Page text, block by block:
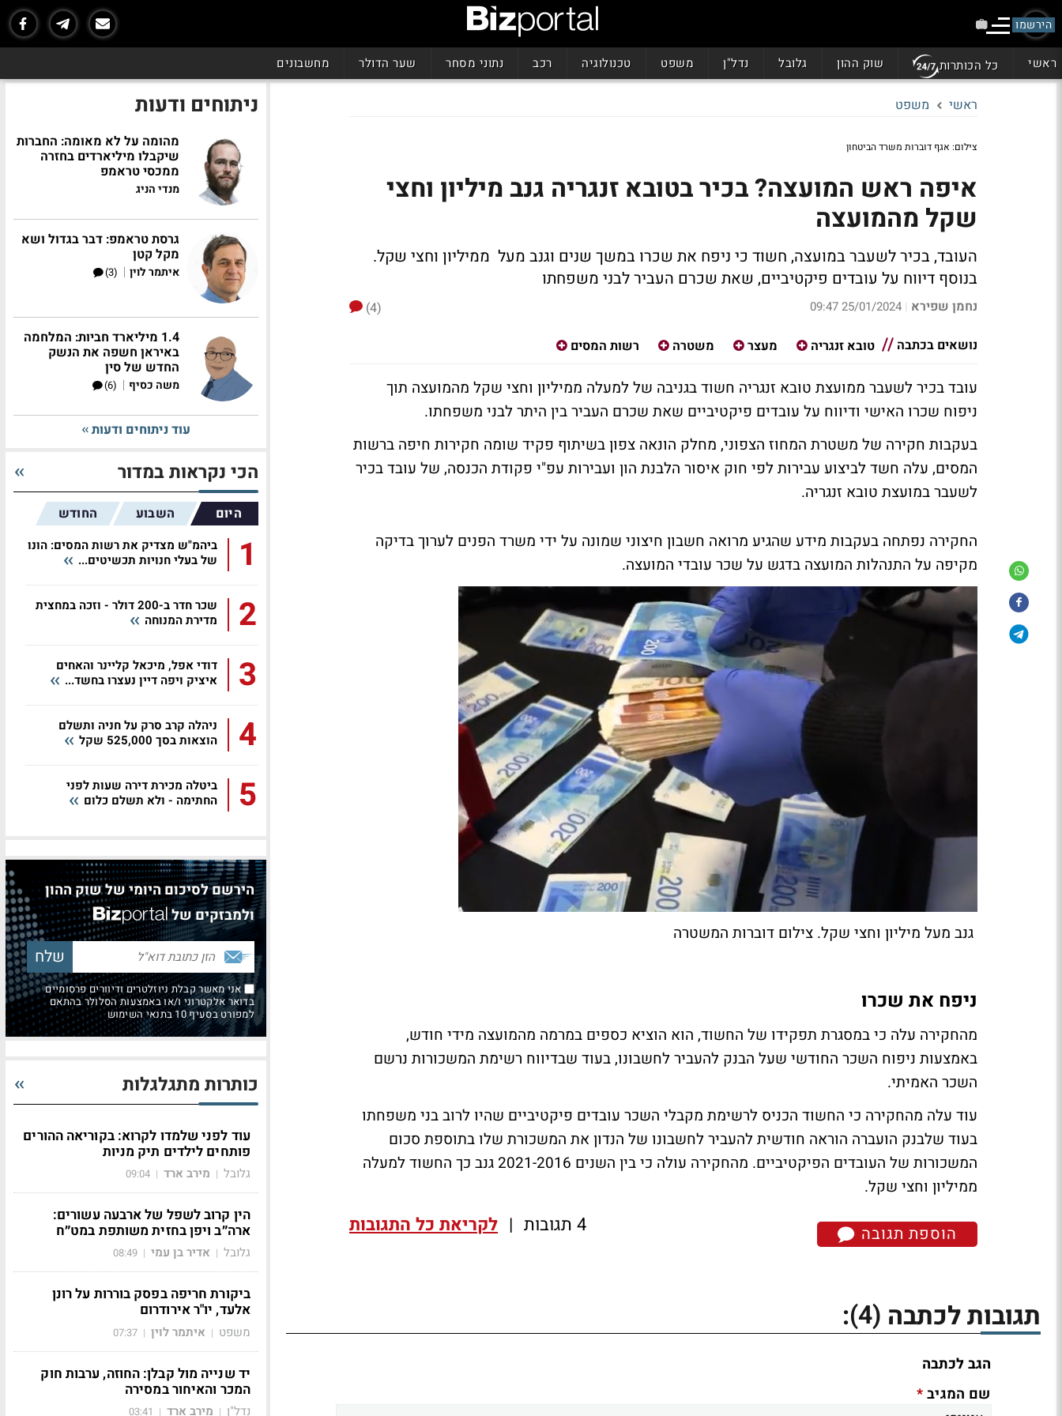
הירשמו
ראשי כל הכותרות שוק ההון גלובל נדל"ן משפט טכנולוגיה רכב נתוני מסחר שער הדולר מחשבונים
ראשי משפט
צילום: אגף דוברות משרד הביטחון
איפה ראש המועצה? בכיר בטובא זנגריה גנב מיליון וחצי
שקל מהמועצה
העובד, בכיר לשעבר במועצה, חשוד כי ניפח את שכרו במשך שנים וגנב מעל ממיליון וחצי שקל.
בנוסף דיווח על עובדים פיקטיביים, שאת שכרם העביר לבני משפחתו
נחמן שפירא |
25/01/2024 09:47
(4)
נושאים בכתבה
טובא זנגריה מעצר משטרה רשות המסים
עובד בכיר לשעבר ממועצת טובא זנגריה חשוד בגניבה של למעלה ממיליון וחצי שקל מהמועצה תוך
ניפוח שכרו האישי ודיווח על עובדים פיקטיביים שאת שכרם העביר בין היתר לבני משפחתו.
בעקבות חקירה של משטרת המחוז הצפוני, מחלק הונאה צפון בשיתוף פקיד שומה חקירות חיפה ברשות
המסים, עלה חשד לביצוע עבירות לפי חוק איסור הלבנת הון ועבירות עפ"י פקודת הכנסה, של עובד בכיר
לשעבר במועצת טובא זנגריה.
החקירה נפתחה בעקבות מידע שהגיע מרואה חשבון חיצוני שמונה על ידי משרד הפנים לערוך בדיקה
מקיפה על התנהלות המועצה בדגש על שכר עובדי המועצה.
גנב מעל מיליון וחצי שקל. צילום דוברות המשטרה
ניפח את שכרו
מהחקירה עלה כי במסגרת תפקידו של החשוד, הוא הוציא כספים במרמה מהמועצה מידי חודש,
באמצעות ניפוח השכר החודשי שעל הבנק להעביר לחשבונו, בעוד שבדיווח רשימת המשכורות נרשם
השכר האמיתי.
עוד עלה מהחקירה כי החשוד הכניס לרשימת מקבלי השכר עובדים פיקטיביים שהיו לרוב בני משפחתו
בעוד שלבנק הועברה הוראה חודשית להעביר לחשבונו של הנדון את המשכורת שלו בתוספת סכום
המשכורות של העובדים הפיקטיביים. מהחקירה עולה כי בין השנים 2021-2016 גנב כך החשוד למעלה
ממיליון וחצי שקל.
הוספת תגובה 4 תגובות | לקריאת כל התגובות
תגובות לכתבה (4)
:
הגב לכתבה
שם המגיב*
ניתוחים ודעות
מהומה על לא מאומה: החברות
שיקבלו מיליארדים בחזרה
ממכסי טראמפ
מנדי הניג
גרסת טראמפ: דבר בגדול ושא
מקל קטן
איתמר לוין |
(3)
1.4 מיליארד חביות: המלחמה
באיראן חשפה את הנשק
החדש של סין
משה כסיף |
(6)
עוד ניתוחים ודעות
הכי נקראות במדור
היום השבוע החודש
1
ביהמ"ש מצדיק את רשות המסים: הונו
של בעלי חנויות תכשיטים...
2
שכר חדר ב-200 דולר - וזכה במחצית
מדירת המנוחה
3
דודי אפל, מיכאל קליינר והאחים
איציק ויפה דיין נעצרו בחשד...
4
ניהלה קרב סרק על חניה ותשלם
הוצאות בסך 525,000 שקל
5
ביטלה מכירת דירה שעות לפני
החתימה - ולא תשלם כלום
הירשם לסיכום היומי של שוק ההון
ולמבזקים של
אני מאשר קבלת ניוזלטרים ודיוורים פרסומיים
בדואר אלקטרוני ו/או באמצעות הסלולר בהתאם
למפורט בסעיף 10 בתנאי השימוש
כותרות מתגלגלות
עוד לפני שלמדו לקרוא: בקוריאה ההורים
פותחים לילדים תיק מניות
גלובל | מירב ארד |
09:04
הין קרוב לשפל של ארבעה עשורים:
ארה״ב ויפן בחזית משותפת במט״ח
גלובל | אדיר בן עמי |
08:49
ביקורת חריפה בפסק בוררות על רונן
אלעד, יו"ר אירודרום
משפט | איתמר לוין |
07:37
יד שנייה מול קבלן: החוזה, ערבות חוק
המכר והאיחור במסירה
נדל"ן | מירב ארד |
03:41